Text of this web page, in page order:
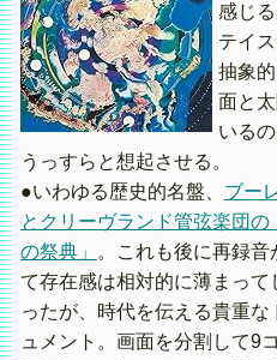
感じ
テイ
抽象
面と
いる
うっすらと想起させる。
●いわゆる歴史的名盤、 ブー
とクリーヴランド管弦楽団の
の祭典」
。これも後に再録音
て存在感は相対的に薄まって
ったが、時代を伝える貴重な
ュメント。画面を分割して9